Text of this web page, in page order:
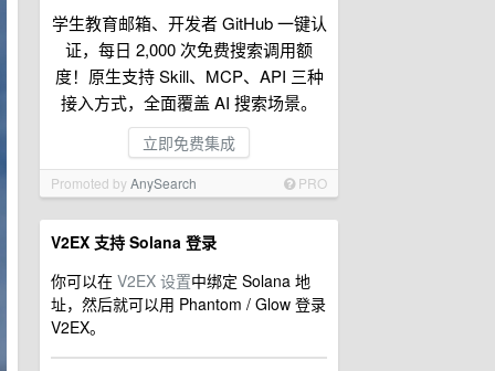
学生教育邮箱、开发者 GitHub 一键认
证，每日 2,000 次免费搜索调用额
度！原生支持 Skill、MCP、API 三种
接入方式，全面覆盖 AI 搜索场景。
立即免费集成
Promoted byAnySearch PRO
V2EX 支持 Solana 登录
你可以在 V2EX 设置中绑定 Solana 地
址，然后就可以用 Phantom / Glow 登录
V2EX。